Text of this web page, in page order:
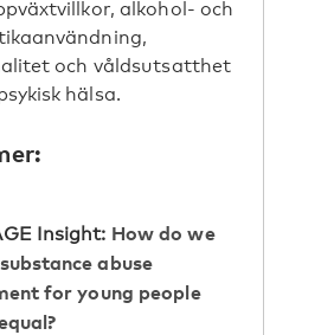
alkohol- och
och våldsutsatthet
hälsa.
Insight: How do we
abuse
for young people